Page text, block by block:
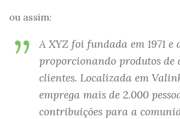
ou assim:
A XYZ foi fundada em 1971 e
proporcionando produtos de
clientes. Localizada em
emprega mais de 2.000
contribuições para a